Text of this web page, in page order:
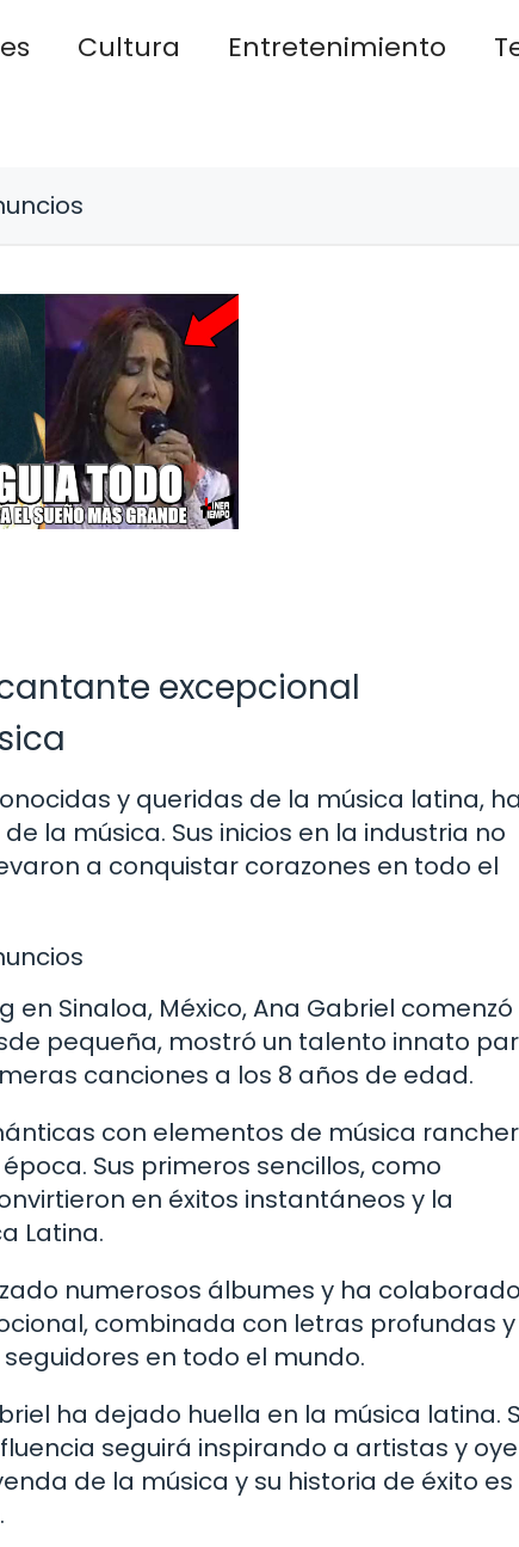
Cultura Entretenimiento
excepcional
y queridas de la música latina, ha
la música. Sus inicios en la industria no
a conquistar corazones en todo el
Sinaloa, México, Ana Gabriel comenzó
pequeña, mostró un talento innato
canciones a los 8 años de edad.
con elementos de música
Sus primeros sencillos, como
en éxitos instantáneos y la
Latina.
numerosos álbumes y ha
combinada con letras profundas y
en todo el mundo.
ha dejado huella en la música latina.
seguirá inspirando a artistas y
de la música y su historia de éxito es